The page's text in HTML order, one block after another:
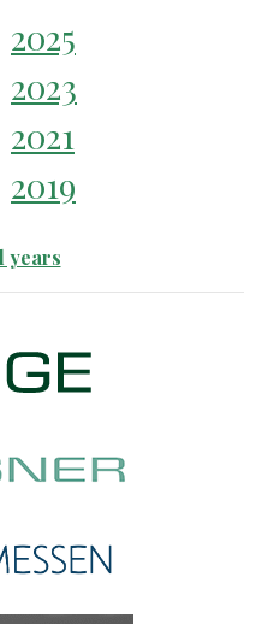
2025
2023
2021
2019
years